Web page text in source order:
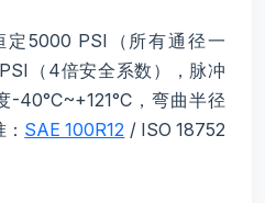
5000 PSI（所有通径一
（4倍安全系数），脉冲
40°C~+121°C，弯曲半径
SAE 100R12 / ISO 18752